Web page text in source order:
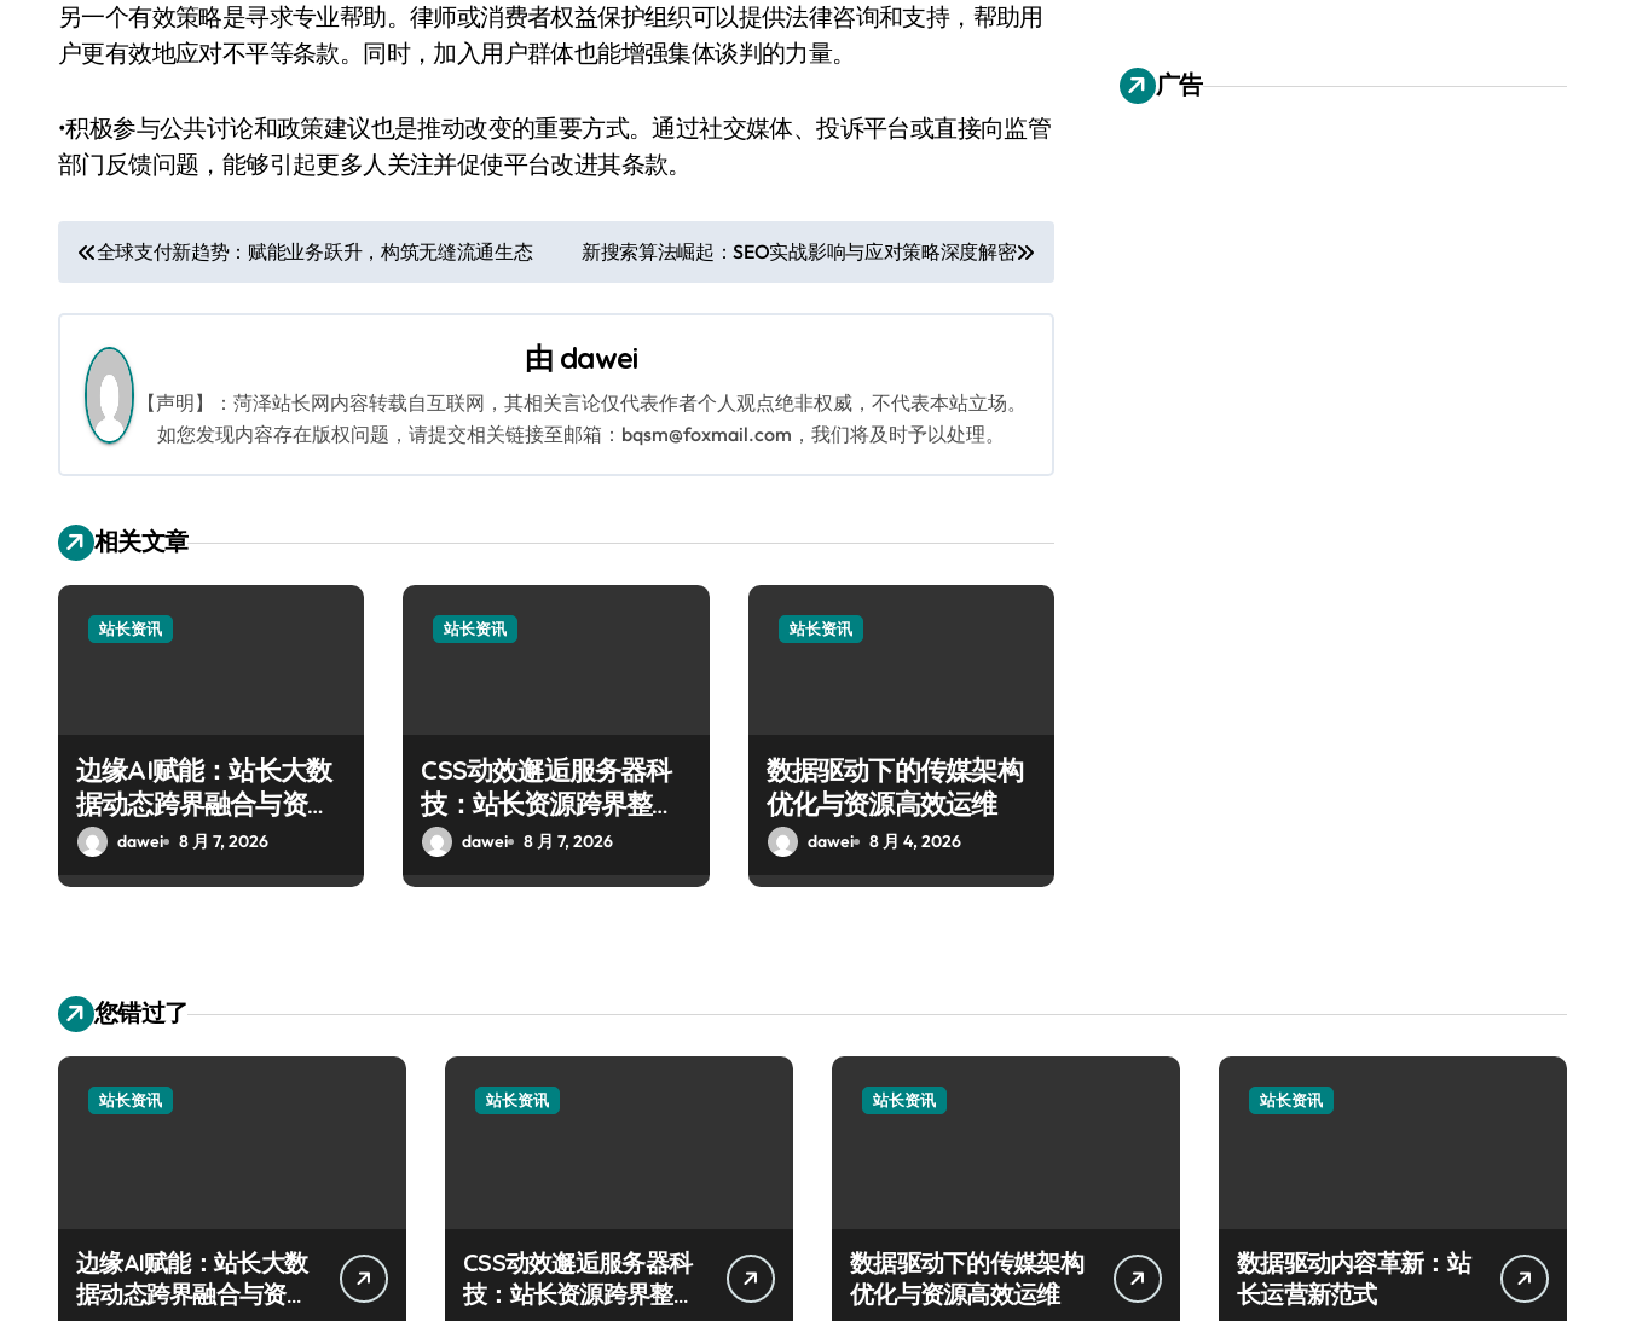
另一个有效策略是寻求专业帮助。律师或消费者权益保护组织可以提供法律咨询和支持，帮助用
户更有效地应对不平等条款。同时，加入用户群体也能增强集体谈判的力量。
•积极参与公共讨论和政策建议也是推动改变的重要方式。通过社交媒体、投诉平台或直接向监管
部门反馈问题，能够引起更多人关注并促使平台改进其条款。
文
章
导
航
全球支付新趋势：赋能业务跃升，构筑无缝流通生态 新搜索算法崛起：SEO实战影响与应对策略深度解密
由 dawei
【声明】：菏泽站长网内容转载自互联网，其相关言论仅代表作者个人观点绝非权威，不代表本站立场。
如您发现内容存在版权问题，请提交相关链接至邮箱：bqsm@foxmail.com，我们将及时予以处理。
相关文章
站长资讯
边缘AI赋能：站长大数
据动态跨界融合与资源
整合新范式
dawei 8 月 7, 2026
站长资讯
CSS动效邂逅服务器科
技：站长资源跨界整合
新范式
dawei 8 月 7, 2026
站长资讯
数据驱动下的传媒架构
优化与资源高效运维
dawei 8 月 4, 2026
广告
您错过了
站长资讯
边缘AI赋能：站长大数
据动态跨界融合与资源
站长资讯
CSS动效邂逅服务器科
技：站长资源跨界整合
站长资讯
数据驱动下的传媒架构
优化与资源高效运维
站长资讯
数据驱动内容革新：站
长运营新范式